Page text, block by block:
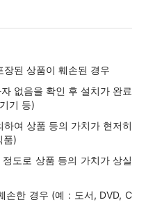
장된 상품이 훼손된 경우
없음을 확인 후 설치가 완료
기 등)
여 상품 등의 가치가 현저히
품)
도로 상품 등의 가치가 상실
손한 경우 (예 : 도서, DVD, C